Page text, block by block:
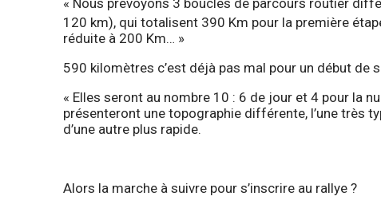
« Nous prévoyons 3 boucles de parcours routier
120 km), qui totalisent 390 Km pour la première
réduite à 200 Km… »
590 kilomètres c’est déjà pas mal pour un début de
« Elles seront au nombre 10 : 6 de jour et 4 pour la
présenteront une topographie différente, l’une très
d’une autre plus rapide.
Alors la marche à suivre pour s’inscrire au rallye ?